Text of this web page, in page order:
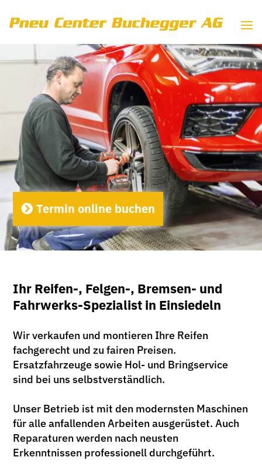
Termin online buchen
Ihr Reifen-, Felgen-, Bremsen- und
Fahrwerks-Spezialist in Einsiedeln
Wir verkaufen und montieren Ihre Reifen
fachgerecht und zu fairen Preisen.
Ersatzfahrzeuge sowie Hol- und Bringservice
sind bei uns selbstverständlich.
Unser Betrieb ist mit den modernsten Maschinen
für alle anfallenden Arbeiten ausgerüstet. Auch
Reparaturen werden nach neusten
Erkenntnissen professionell durchgeführt.